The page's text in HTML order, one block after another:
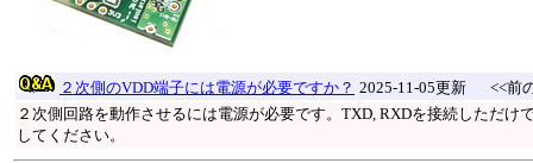
２次側のVDD端子には電源が必要ですか？ 2025-11-05更新
<<前
２次側回路を動作させるには電源が必要です。TXD, RXDを接続しただ
してください。